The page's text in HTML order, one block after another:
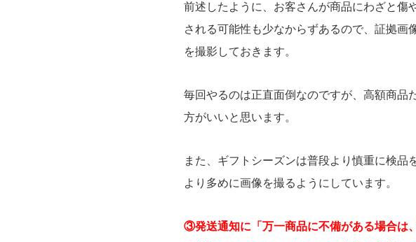
前述したように、お客さんが商品にわざと傷
される可能性も少なからずあるので、証拠画
を撮影しておきます。
毎回やるのは正直面倒なのですが、高額商品
方がいいと思います。
また、ギフトシーズンは普段より慎重に検品
より多めに画像を撮るようにしています。
③発送通知に「万一商品に不備がある場合は